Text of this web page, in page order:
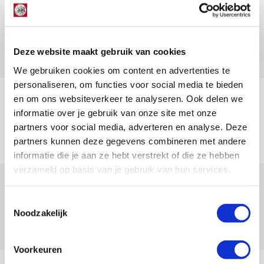
Deze website maakt gebruik van cookies
We gebruiken cookies om content en advertenties te
personaliseren, om functies voor social media te bieden
en om ons websiteverkeer te analyseren. Ook delen we
informatie over je gebruik van onze site met onze
partners voor social media, adverteren en analyse. Deze
partners kunnen deze gegevens combineren met andere
informatie die je aan ze hebt verstrekt of die ze hebben
verzameld op basis van je gebruik van hun services.
Noodzakelijk
Voorkeuren
Volop enthousiasme in fotoverslag van
Europees treffen met Shelbourne
Míchel niet blij met resultaat en spel
na rust: ‘De focus nam af’
07 AUGUSTUS 2026 - 08:30
NIEUWS
Is dit de laatste wallpaper van Godts in
07 AUGUSTUS 2026 - 00:36